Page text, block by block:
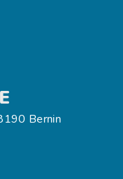
Bernin